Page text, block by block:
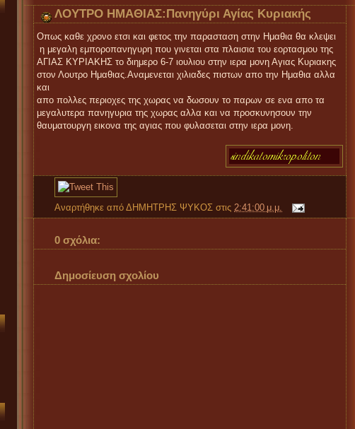
ΛΟΥΤΡΟ ΗΜΑΘΙΑΣ:Πανηγύρι Αγίας Κυριακής
Οπως καθε χρονο ετσι και φετος την παρασταση στην Ημαθια θα κλεψει
η μεγαλη εμποροπανηγυρη που γινεται στα πλαισια του εορτασμου της
ΑΓΙΑΣ ΚΥΡΙΑΚΗΣ το διημερο 6-7 ιουλιου στην ιερα μονη Αγιας Κυριακης
στον Λουτρο Ημαθιας.Αναμενεται χιλιαδες πιστων απο την Ημαθια αλλα
και
απο πολλες περιοχες της χωρας να δωσουν το παρων σε ενα απο τα
μεγαλυτερα πανηγυρια της χωρας αλλα και να προσκυνησουν την
θαυματουργη εικονα της αγιας που φυλασεται στην ιερα μονη.
Αναρτήθηκε από ΔΗΜΗΤΡΗΣ ΨΥΚΟΣ στις 2:41:00 μ.μ.
0 σχόλια:
Δημοσίευση σχολίου